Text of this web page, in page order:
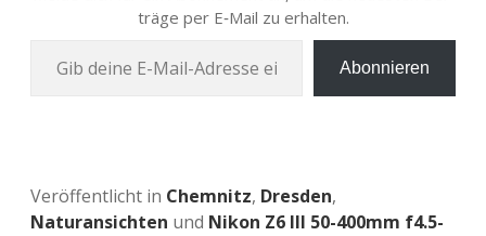
trä­ge per E‑Mail zu erhalten.
Abonnieren
Veröffentlicht in Chemnitz, Dresden,
Naturansichten und Nikon Z6 III 50-400mm f4.5-